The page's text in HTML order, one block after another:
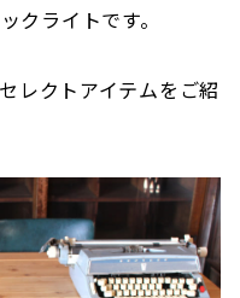
クライトです。
レクトアイテムをご紹